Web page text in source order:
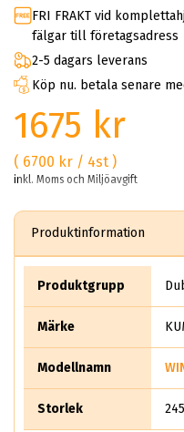
FRI FRAKT vid
fälgar till företagsadress
2-5 dagars leverans
Köp nu. betala senare
1675 kr
( 6700 kr / 4st )
inkl. Moms och Miljöavgift
Produktinformation
Produktgrupp
Märke
Modellnamn
Storlek